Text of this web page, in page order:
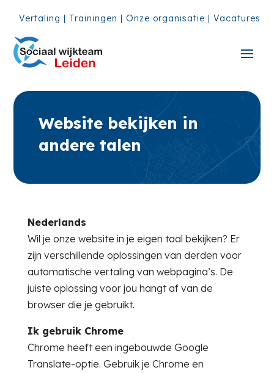
Vertaling | Trainingen | Onze organisatie | Vacatures
Website bekijken in
andere talen
Nederlands
Wil je onze website in je eigen taal bekijken? Er
zijn verschillende oplossingen van derden voor
automatische vertaling van webpagina’s. De
juiste oplossing voor jou hangt af van de
browser die je gebruikt.
Ik gebruik Chrome
Chrome heeft een ingebouwde Google
Translate-optie. Gebruik je Chrome en